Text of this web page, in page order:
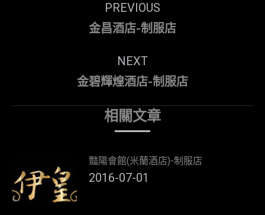
navigation
PREVIOUS
Previous
金昌酒店-制服店
NEXT
Next
金碧輝煌酒店-制服店
相關文章
豔陽會館(米蘭酒店)-制服店
2016-07-01